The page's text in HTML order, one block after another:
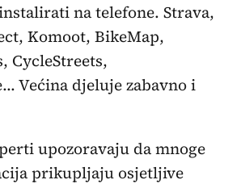
na telefone. Strava,
Komoot, BikeMap,
CycleStreets,
Većina djeluje zabavno i
upozoravaju da mnoge
prikupljaju osjetljive